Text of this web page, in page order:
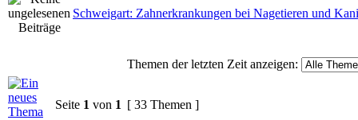
Schweigart: Zahnerkrankungen bei Nagetieren und
Themen der letzten Zeit anzeigen:
Seite 1 von 1 [ 33 Themen ]